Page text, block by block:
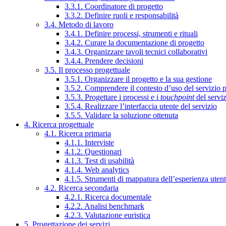
3.3.1. Coordinatore di progetto
3.3.2. Definire ruoli e responsabilità
3.4. Metodo di lavoro
3.4.1. Definire processi, strumenti e rituali
3.4.2. Curare la documentazione di progetto
3.4.3. Organizzare tavoli tecnici collaborativi
3.4.4. Prendere decisioni
3.5. Il processo progettuale
3.5.1. Organizzare il progetto e la sua gestione
3.5.2. Comprendere il contesto d’uso del servizio
3.5.3. Progettare i processi e i touchpointdel
3.5.4. Realizzare l’interfaccia utente del servizio
3.5.5. Validare la soluzione ottenuta
4. Ricerca progettuale
4.1. Ricerca primaria
4.1.1. Interviste
4.1.2. Questionari
4.1.3. Test di usabilità
4.1.4. Web analytics
4.1.5. Strumenti di mappatura dell’esperienza
4.2. Ricerca secondaria
4.2.1. Ricerca documentale
4.2.2. Analisi benchmark
4.2.3. Valutazione euristica
5. Progettazione dei servizi